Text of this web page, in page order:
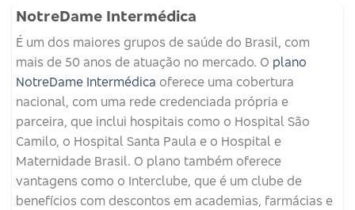
NotreDame Intermédica
É um dos maiores grupos de saúde do Brasil, com
mais de 50 anos de atuação no mercado. O plano
NotreDame Intermédica oferece uma cobertura
nacional, com uma rede credenciada própria e
parceira, que inclui hospitais como o Hospital São
Camilo, o Hospital Santa Paula e o Hospital e
Maternidade Brasil. O plano também oferece
vantagens como o Interclube, que é um clube de
benefícios com descontos em academias, farmácias e